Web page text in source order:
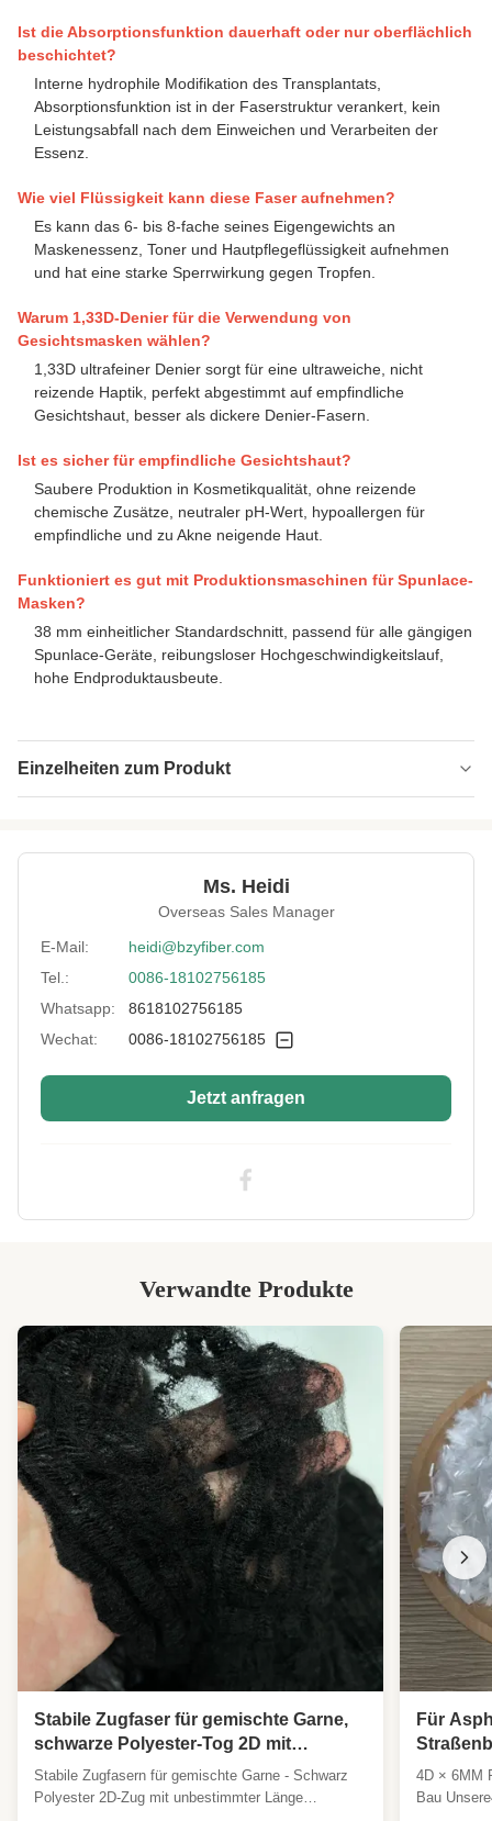
Ist die Absorptionsfunktion dauerhaft oder nur oberflächlich
beschichtet?
Interne hydrophile Modifikation des Transplantats,
Absorptionsfunktion ist in der Faserstruktur verankert, kein
Leistungsabfall nach dem Einweichen und Verarbeiten der
Essenz.
Wie viel Flüssigkeit kann diese Faser aufnehmen?
Es kann das 6- bis 8-fache seines Eigengewichts an
Maskenessenz, Toner und Hautpflegeflüssigkeit aufnehmen
und hat eine starke Sperrwirkung gegen Tropfen.
Warum 1,33D-Denier für die Verwendung von
Gesichtsmasken wählen?
1,33D ultrafeiner Denier sorgt für eine ultraweiche, nicht
reizende Haptik, perfekt abgestimmt auf empfindliche
Gesichtshaut, besser als dickere Denier-Fasern.
Ist es sicher für empfindliche Gesichtshaut?
Saubere Produktion in Kosmetikqualität, ohne reizende
chemische Zusätze, neutraler pH-Wert, hypoallergen für
empfindliche und zu Akne neigende Haut.
Funktioniert es gut mit Produktionsmaschinen für Spunlace-
Masken?
38 mm einheitlicher Standardschnitt, passend für alle gängigen
Spunlace-Geräte, reibungsloser Hochgeschwindigkeitslauf,
hohe Endproduktausbeute.
Einzelheiten zum Produkt
Specification: 1,33D*38mm
Einheimische
Color: Weiß
More Sizes: Anpassbar
Siliconized/Non-
Silicified:
nicht verkieselt
Ms. Heidi
Overseas Sales Manager
E-Mail:
heidi@bzyfiber.com
Tel.:
0086-18102756185
Whatsapp:
8618102756185
Wechat:
0086-18102756185
Jetzt anfragen
Verwandte Produkte
Stabile Zugfaser für gemischte Garne,
schwarze Polyester-Tog 2D mit
unbestimmter Länge
Stabile Zugfasern für gemischte Garne - Schwarz
Polyester 2D-Zug mit unbestimmter Länge
Für
Faser
4D × 6MM
Bau